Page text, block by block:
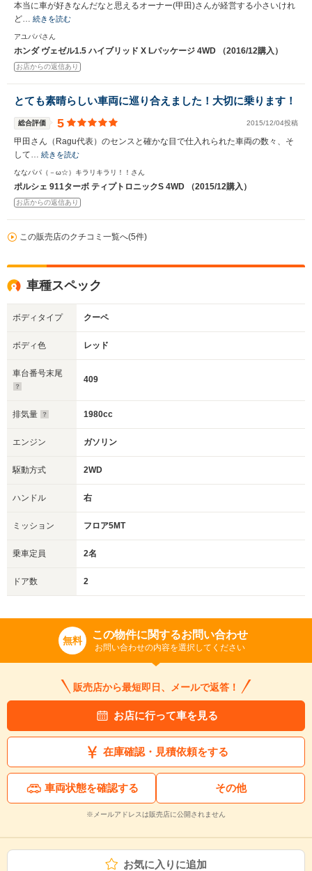
本当に車が好きなんだなと思えるオーナー(甲田)さんが経営する小さいけれ
ど… 続きを読む
アユパパさん
ホンダ ヴェゼル1.5 ハイブリッド X Lパッケージ 4WD （2016/12購入）
お店からの返信あり
とても素晴らしい車両に巡り合えました！大切に乗ります！
総合評価 5 2015/12/04投稿
甲田さん（Ragu代表）のセンスと確かな目で仕入れられた車両の数々、そ
して… 続きを読む
ななパパ（－ω☆）キラリキラリ！！さん
ポルシェ 911ターボ ティプトロニックS 4WD （2015/12購入）
お店からの返信あり
この販売店のクチコミ一覧へ(5件)
車種スペック
ボディタイプ クーペ
ボディ色 レッド
車台番号末尾
409
排気量 1980cc
エンジン ガソリン
駆動方式 2WD
ハンドル 右
ミッション フロア5MT
乗車定員 2名
ドア数 2
無料 この物件に関するお問い合わせ
お問い合わせの内容を選択してください
販売店から最短即日、メールで返答！
お店に行って車を見る
在庫確認・見積依頼をする
車両状態を確認する その他
※メールアドレスは販売店に公開されません
お気に入りに追加